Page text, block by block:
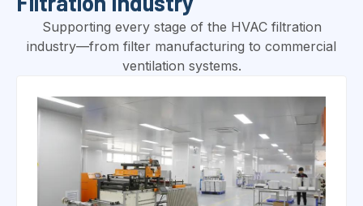
Applications Across the HVAC
Filtration Industry
Supporting every stage of the HVAC filtration
industry—from filter manufacturing to commercial
ventilation systems